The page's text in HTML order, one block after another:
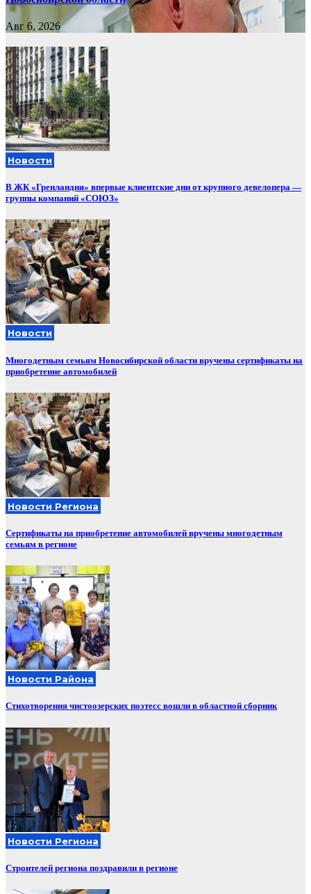
Авг 6, 2026
Новости
В ЖК «Гренландия» впервые клиентские дни от крупного девелопера —
группы компаний «СОЮЗ»
Новости
Многодетным семьям Новосибирской области вручены сертификаты на
приобретение автомобилей
Новости Региона
Сертификаты на приобретение автомобилей вручены многодетным
семьям в регионе
Новости Района
Стихотворения чистоозерских поэтесс вошли в областной сборник
Новости Региона
Строителей региона поздравили в регионе